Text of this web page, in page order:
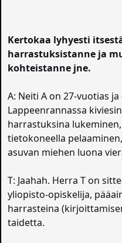
Kertokaa lyhyesti
harrastuksistanne ja
kohteistanne jne.
A: Neiti A on 27-vuotias
Lappeenrannassa
harrastuksina
tietokoneella
asuvan miehen luona
T: Jaahah. Herra T on
yliopisto-opiskelija,
harrasteina
taidetta.